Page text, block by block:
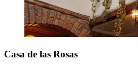
Casa de las Rosas